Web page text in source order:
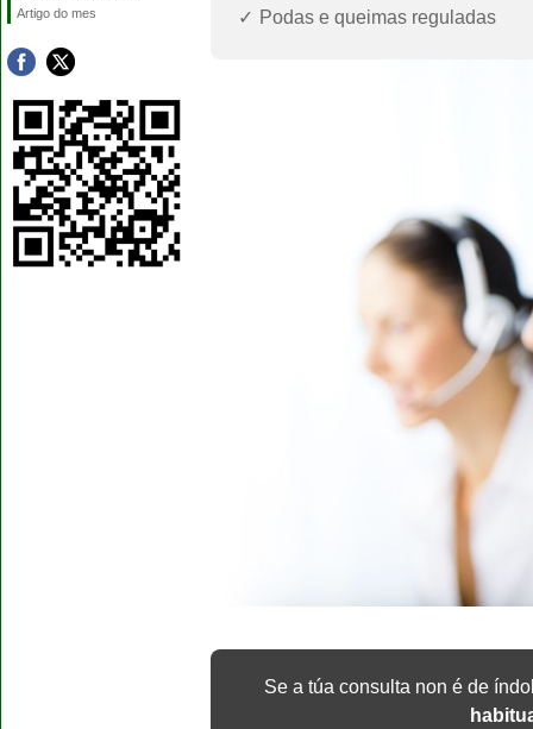
Artigo do mes
Podas e queimas reguladas
Se a túa consulta non é de